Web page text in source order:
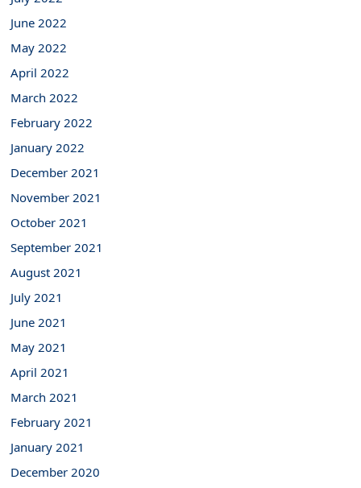
June 2022
May 2022
April 2022
March 2022
February 2022
January 2022
December 2021
November 2021
October 2021
September 2021
August 2021
July 2021
June 2021
May 2021
April 2021
March 2021
February 2021
January 2021
December 2020